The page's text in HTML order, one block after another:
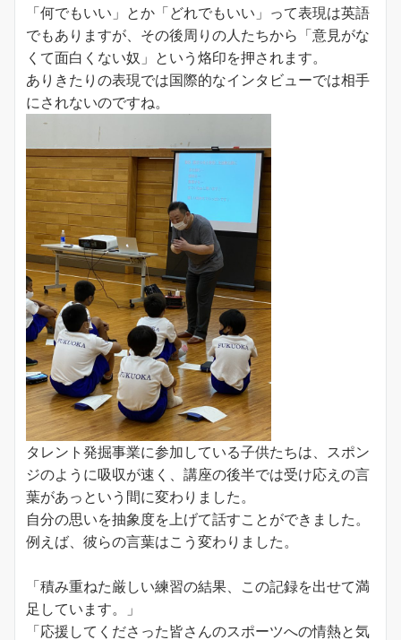
「何でもいい」とか「どれでもいい」って表現は英語
でもありますが、その後周りの人たちから「意見がな
くて面白くない奴」という烙印を押されます。
ありきたりの表現では国際的なインタビューでは相手
にされないのですね。
タレント発掘事業に参加している子供たちは、スポン
ジのように吸収が速く、講座の後半では受け応えの言
葉があっという間に変わりました。
自分の思いを抽象度を上げて話すことができました。
例えば、彼らの言葉はこう変わりました。
「積み重ねた厳しい練習の結果、この記録を出せて満
足しています。」
「応援してくださった皆さんのスポーツへの情熱と気